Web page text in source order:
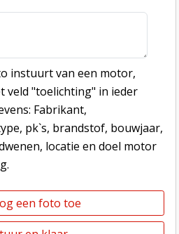
instuurt van een motor,
veld "toelichting" in ieder
Fabrikant,
pk`s, brandstof, bouwjaar,
locatie en doel motor